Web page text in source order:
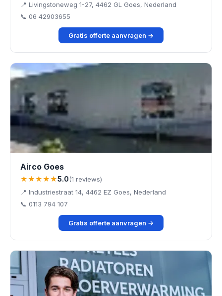
📍 Livingstoneweg 1-27, 4462 GL Goes, Nederland
📞 06 42903655
Gratis offerte aanvragen →
Airco Goes
★★★★★5.0(1 reviews)
📍 Industriestraat 14, 4462 EZ Goes, Nederland
📞 0113 794 107
Gratis offerte aanvragen →